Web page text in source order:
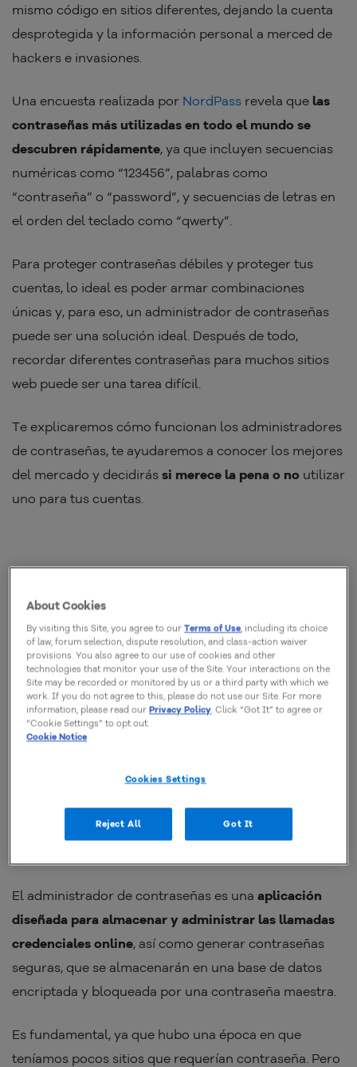
mismo código en sitios diferentes, dejando la cuenta
desprotegida y la información personal a merced de
hackers e invasiones.
Una encuesta realizada por NordPass revela que las
contraseñas más utilizadas en todo el mundo se
descubren rápidamente, ya que incluyen secuencias
numéricas como “123456”, palabras como
“contraseña” o “password”, y secuencias de letras en
el orden del teclado como “qwerty”.
Para proteger contraseñas débiles y proteger tus
cuentas, lo ideal es poder armar combinaciones
únicas y, para eso, un administrador de contraseñas
puede ser una solución ideal. Después de todo,
recordar diferentes contraseñas para muchos sitios
web puede ser una tarea difícil.
Te explicaremos cómo funcionan los administradores
de contraseñas, te ayudaremos a conocer los mejores
del mercado y decidirás si merece la pena o no utilizar
uno para tus cuentas.
¿Qué es un Administrador de
El administrador de contraseñas es una aplicación
diseñada para almacenar y administrar las llamadas
credenciales online, así como generar contraseñas
seguras, que se almacenarán en una base de datos
encriptada y bloqueada por una contraseña maestra.
Es fundamental, ya que hubo una época en que
teníamos pocos sitios que requerían contraseña. Pero
About Cookies
By visiting this Site, you agree to ourTerms of Use, including its choice
of law, forum selection, dispute resolution, and class-action waiver
provisions. You also agree to our use of cookies and other
technologies that monitor your use of the Site. Your interactions on the
Site may be recorded or monitored by us or a third party with which we
work. If you do not agree to this, please do not use our Site. For more
information, please read ourPrivacy Policy. Click “Got It” to agree or
“Cookie Settings” to opt out.
Cookie Notice
Cookies Settings
Reject All Got It